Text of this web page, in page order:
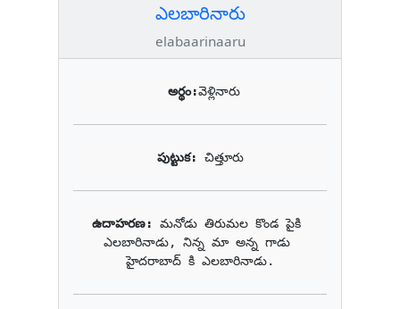
ఎలబారినారు
elabaarinaaru
అర్థం:వెళ్లినారు
పుట్టుక: చిత్తూరు
ఉదాహరణ: మనోడు తిరుమల కొండ పైకి
ఎలబారినాడు, నిన్న మా అన్న గాడు
హైదరాబాద్ కి ఎలబారినాడు.